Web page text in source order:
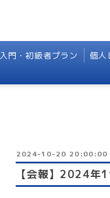
入門・初級者プラン 個人
2024-10-20 20:00:00
【会報】2024年